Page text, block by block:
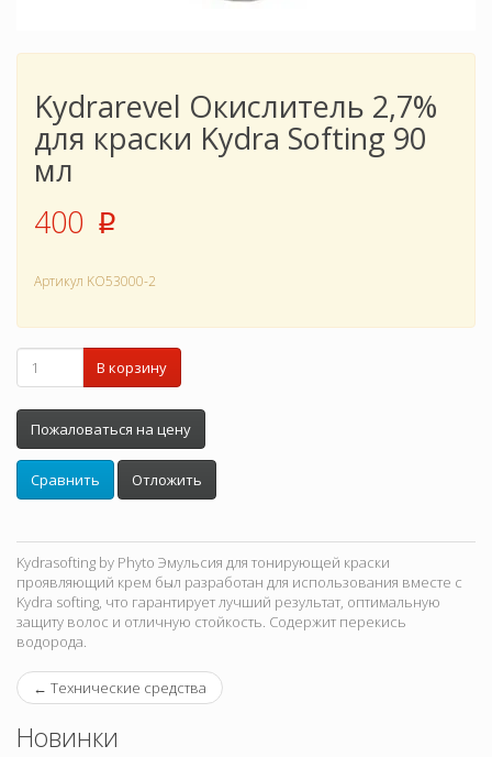
Kydrarevel Окислитель 2,7%
для краски Kydra Softing 90
мл
400 p
Артикул KO53000-2
В корзину
Пожаловаться на цену
Сравнить Отложить
Kydrasofting by Phyto Эмульсия для тонирующей краски
проявляющий крем был разработан для использования вместе с
Kydra softing, что гарантирует лучший результат, оптимальную
защиту волос и отличную стойкость. Содержит перекись
водорода.
← Технические средства
Новинки